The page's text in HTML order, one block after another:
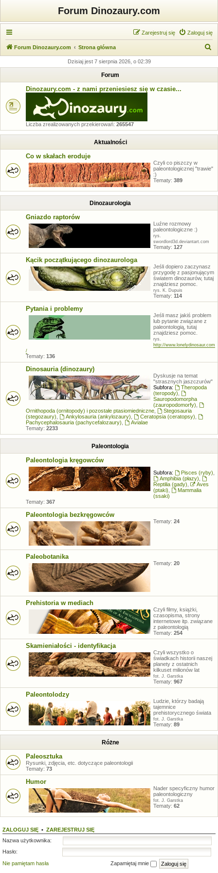
Forum Dinozaury.com
Zaloguj się
Zarejestruj się
Forum Dinozaury.com Strona główna
k
Dzisiaj jest 7 sierpnia 2026, o 02:39
Forum
Dinozaury.com - z nami przeniesiesz się w czasie...
Liczba zrealizowanych przekierowań: 265547
Aktualności
Co w skałach eroduje
Czyli co piszczy w
paleontologicznej "trawie"
:)
Tematy: 389
Dinozaurologia
Gniazdo raptorów
Luźne rozmowy
paleontologiczne :)
rys.
swordlord3d.deviantart.com
Tematy: 127
Kącik początkującego dinozaurologa
Jeśli dopiero zaczynasz
przygodę z pasjonującym
światem dinozaurów, tutaj
znajdziesz pomoc.
rys. K. Dupuis
Tematy: 114
Pytania i problemy
Jeśli masz jakiś problem
lub pytanie związane z
paleontologią, tutaj
znajdziesz pomoc.
rys.
http://www.lonelydinosaur.com
/
Tematy: 136
Dinosauria (dinozaury)
Dyskusje na temat
"strasznych jaszczurów"
Subfora:
Theropoda
(teropody)
Sauropodomorpha
(zauropodomorfy)
Ornithopoda (ornitopody) i pozostałe ptasiomiedniczne
Stegosauria
(stegozaury)
Ankylosauria (ankylozaury) Ceratopsia (ceratopsy)
Pachycephalosauria (pachycefalozaury)
Avialae
Tematy: 2233
Paleontologia
Paleontologia kręgowców
Subfora: Pisces (ryby)
Amphibia (płazy)
Reptilia (gady)
Aves
(ptaki)
Mammalia
(ssaki)
Tematy: 367
Paleontologia bezkręgowców
Tematy: 24
Paleobotanika
Tematy: 20
Prehistoria w mediach
Czyli filmy, książki,
czasopisma, strony
internetowe itp. związane
z paleontologią
Tematy: 254
Skamieniałości - identyfikacja
Czyli wszystko o
świadkach historii naszej
planety z ostatnich
kilkuset milionów lat
fot. J. Garstka
Tematy: 967
Paleontolodzy
Ludzie, którzy badają
tajemnice
prehistorycznego świata
fot. J. Garstka
Tematy: 89
Różne
Paleosztuka
Rysunki, zdjęcia, etc. dotyczące paleontologii
Tematy: 73
Humor
Nader specyficzny humor
paleontologiczny
fot. J. Garstka
Tematy: 62
ZALOGUJ SIĘ • ZAREJESTRUJ SIĘ
Nazwa użytkownika:
Hasło:
Nie pamiętam hasła
Zapamiętaj mnie